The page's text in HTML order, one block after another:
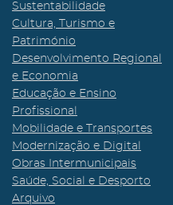
Sustentabilidade
Cultura, Turismo e
Património
Desenvolvimento Regional
e Economia
Educação e Ensino
Profissional
Mobilidade e Transportes
Modernização e Digital
Obras Intermunicipais
Saúde, Social e Desporto
Arquivo